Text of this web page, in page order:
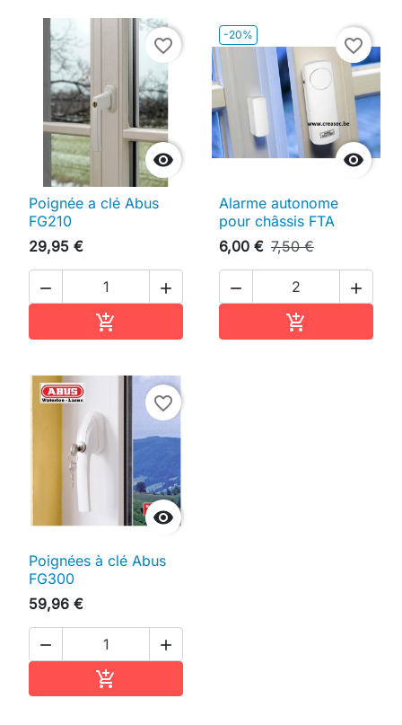

favorite_border
Poignée a clé Abus
FG210
29,95 €
 

-20%

favorite_border
Alarme autonome
pour châssis FTA
6,00 € 7,50 €
 


favorite_border
Poignées à clé Abus
FG300
59,96 €
 
